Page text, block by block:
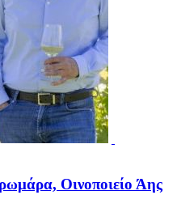
Οινοποιείο Άης